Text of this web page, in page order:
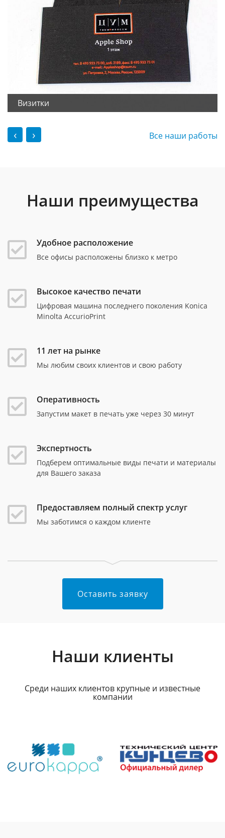
Визитки
‹ › Все наши работы
Наши преимущества
Удобное расположение
Все офисы расположены близко к метро
Высокое качество печати
Цифровая машина последнего поколения Konica
Minolta AccurioPrint
11 лет на рынке
Мы любим своих клиентов и свою работу
Оперативность
Запустим макет в печать уже через 30 минут
Экспертность
Подберем оптимальные виды печати и материалы
для Вашего заказа
Предоставляем полный спектр услуг
Мы заботимся о каждом клиенте
Оставить заявку
Наши клиенты
Среди наших клиентов крупные и известные
компании